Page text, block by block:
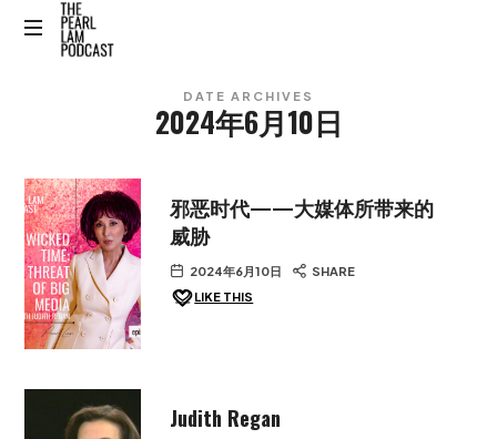
The
Podcast
DATE ARCHIVES
2024年6月10日
邪恶时代——大媒体所带来的
威胁
2024年6月10日
SHARE
LIKE THIS
Judith Regan